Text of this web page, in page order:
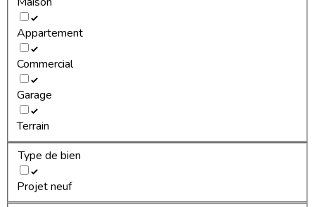
Appartement
Commercial
Garage
Terrain
Type de bien
Projet neuf